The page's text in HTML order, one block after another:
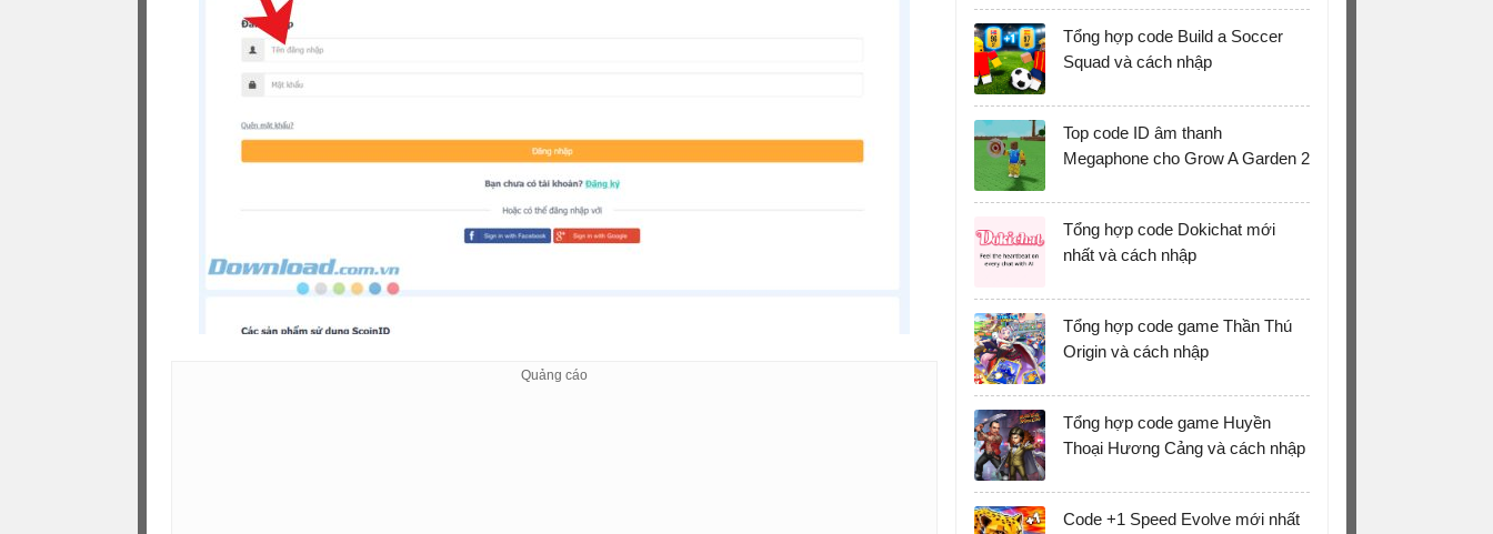
Tổng hợp code Build a Soccer
Squad và cách nhập
Top code ID âm thanh
Megaphone cho Grow A Garden 2
Tổng hợp code Dokichat mới
nhất và cách nhập
Tổng hợp code game Thần Thú
Origin và cách nhập
Tổng hợp code game Huyền
Thoại Hương Cảng và cách nhập
Code +1 Speed Evolve mới nhất